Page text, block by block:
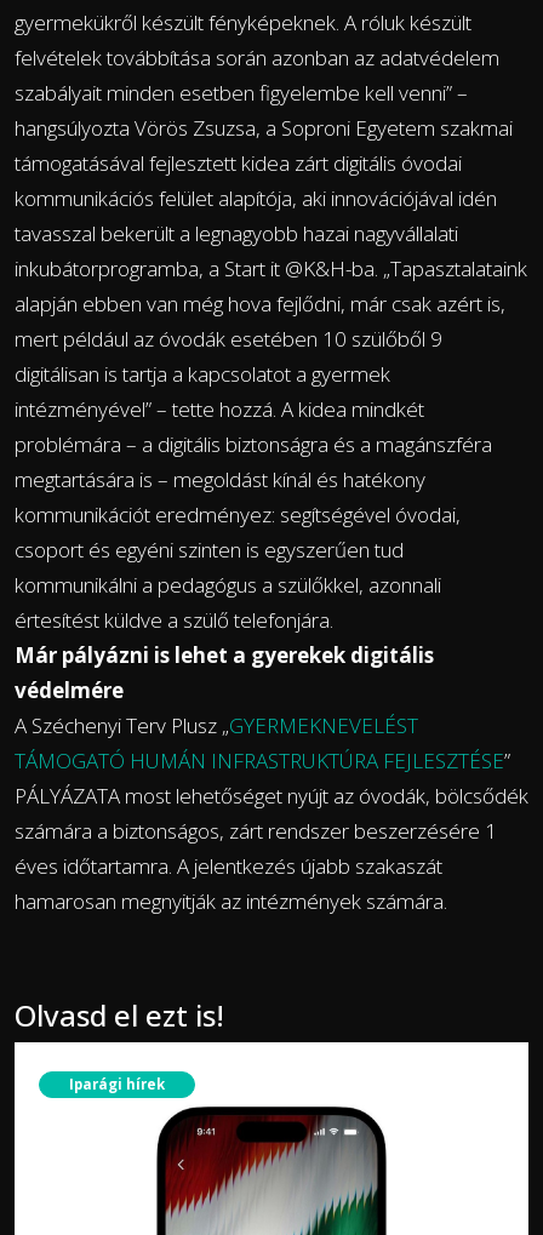
gyermekükről készült fényképeknek. A róluk készült
felvételek továbbítása során azonban az adatvédelem
szabályait minden esetben figyelembe kell venni” –
hangsúlyozta Vörös Zsuzsa, a Soproni Egyetem szakmai
támogatásával fejlesztett kidea zárt digitális óvodai
kommunikációs felület alapítója, aki innovációjával idén
tavasszal bekerült a legnagyobb hazai nagyvállalati
inkubátorprogramba, a Start it @K&H-ba. „Tapasztalataink
alapján ebben van még hova fejlődni, már csak azért is,
mert például az óvodák esetében 10 szülőből 9
digitálisan is tartja a kapcsolatot a gyermek
intézményével” – tette hozzá. A kidea mindkét
problémára – a digitális biztonságra és a magánszféra
megtartására is – megoldást kínál és hatékony
kommunikációt eredményez: segítségével óvodai,
csoport és egyéni szinten is egyszerűen tud
kommunikálni a pedagógus a szülőkkel, azonnali
értesítést küldve a szülő telefonjára.
Már pályázni is lehet a gyerekek digitális
védelmére
A Széchenyi Terv Plusz „GYERMEKNEVELÉST
TÁMOGATÓ HUMÁN INFRASTRUKTÚRA FEJLESZTÉSE”
PÁLYÁZATA most lehetőséget nyújt az óvodák, bölcsődék
számára a biztonságos, zárt rendszer beszerzésére 1
éves időtartamra. A jelentkezés újabb szakaszát
hamarosan megnyitják az intézmények számára.
Olvasd el ezt is!
Iparági hírek